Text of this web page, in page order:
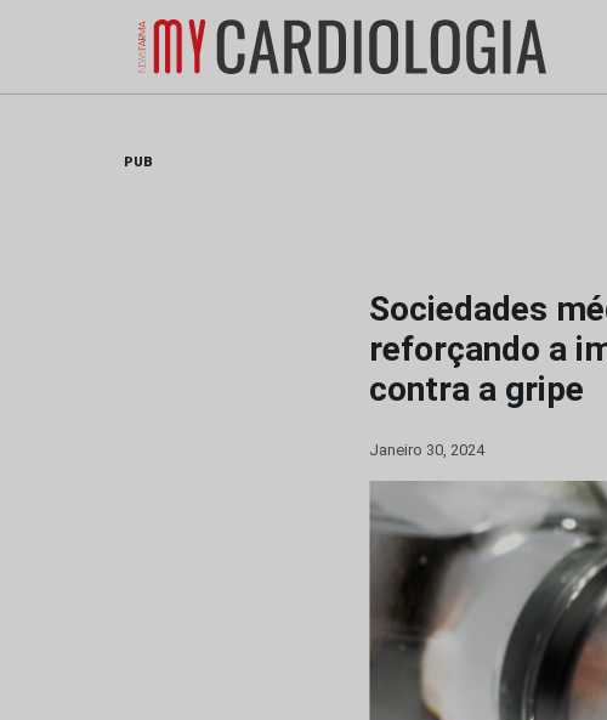
PUB
Sociedades
reforçando a
contra a gripe
Janeiro 30, 2024